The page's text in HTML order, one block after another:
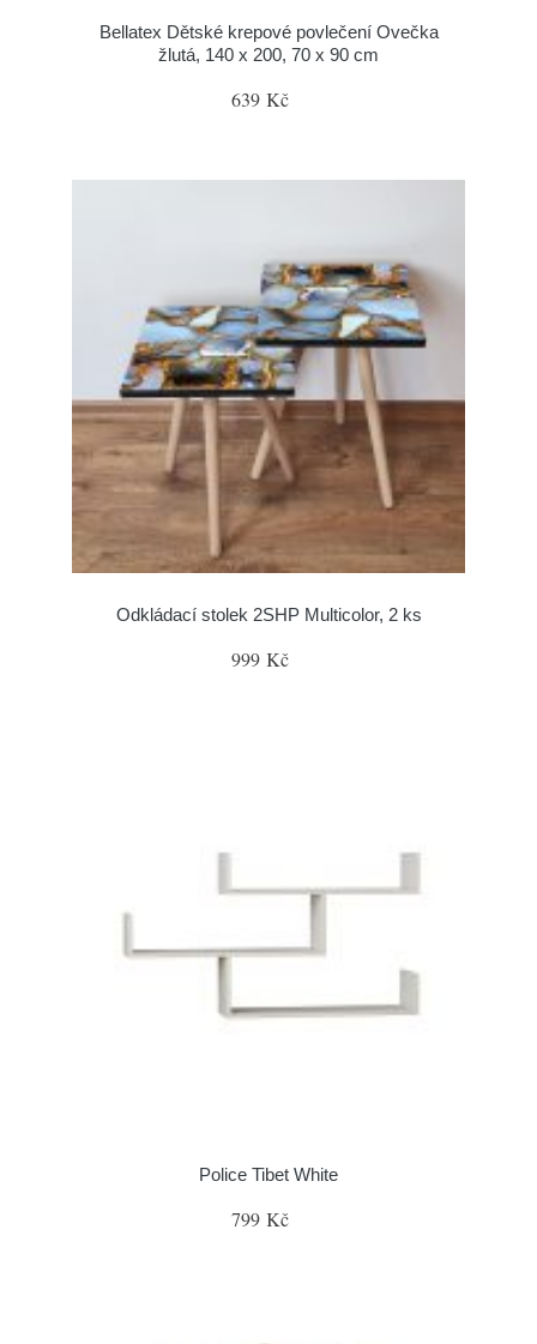
Bellatex Dětské krepové povlečení Ovečka
žlutá, 140 x 200, 70 x 90 cm
639 Kč
Odkládací stolek 2SHP Multicolor, 2 ks
999 Kč
Police Tibet White
799 Kč